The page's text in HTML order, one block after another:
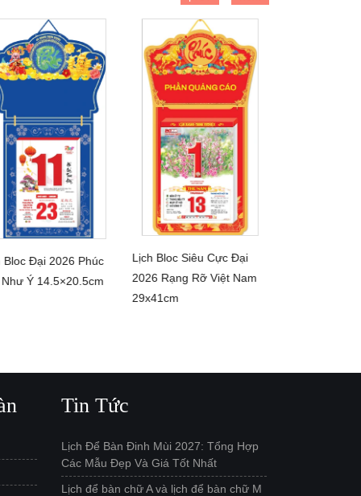
CHI TIẾT
Bloc Đại 2026 Phúc
Ý 14.5×20.5cm
Lịch Bloc Siêu Cực Đại
2026 Rạng Rỡ Việt Nam
29x41cm
Tin Tức
Lịch Để Bàn Đinh Mùi 2027: Tổng Hợp
Các Mẫu Đẹp Và Giá Tốt Nhất
Lịch để bàn chữ A và lịch để bàn chữ M